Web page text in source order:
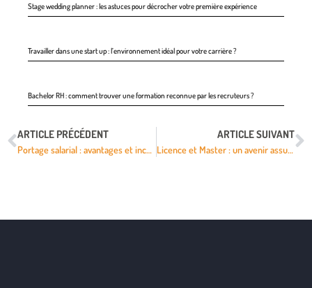
Stage wedding planner : les astuces pour décrocher votre première expérience
Travailler dans une start up : l’environnement idéal pour votre carrière ?
Bachelor RH : comment trouver une formation reconnue par les recruteurs ?
ARTICLE PRÉCÉDENT
Portage salarial : avantages et inconvénients
ARTICLE SUIVANT
Licence et Master : un avenir assuré grâce à la formation digitale de l’école Web Paris